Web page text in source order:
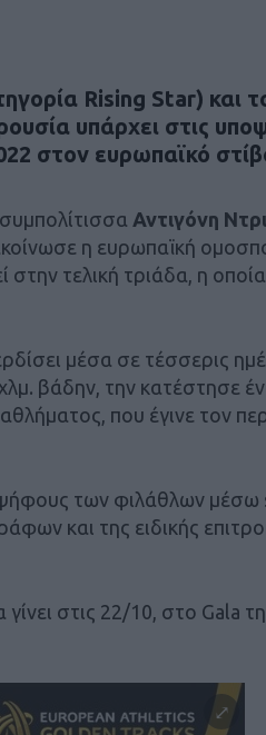
Rising Star) και
υπάρχει στις
στον ευρωπαϊκό
Αντιγόνη
η ευρωπαϊκή
στην τελική τριάδα, η
μέσα σε τέσσερις
βάδην, την κατέστησε
που έγινε τον
των φιλάθλων μέσω
και της ειδικής
στις 22/10, στο Gala